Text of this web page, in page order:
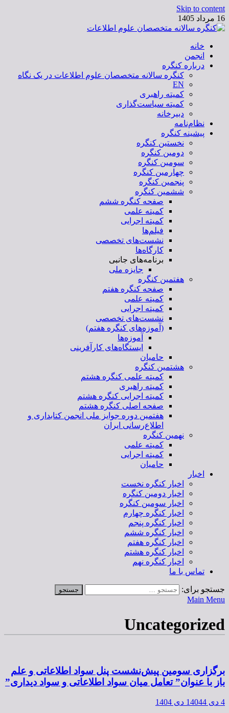
Skip to content
16 مرداد 1405
کنگره سالانه متخصصان علوم اطلاعات
خانه
انجمن
درباره کنگره
کنگره سالانه متخصصان علوم اطلاعات در یک نگاه
EN
کمیته راهبری
کمیته سیاست‌گذاری
دبیرخانه
نظام‌نامه
پیشینه کنگره
نخستین کنگره
دومین کنگره
سومین کنگره
چهارمین کنگره
پنجمین کنگره
ششمین کنگره
صفحه کنگره ششم
کمیته علمی
کمیته اجرایی
فیلم‌ها
نشست‌های تخصصی
کارگاه‌ها
برنامه‌های جانبی
جایزه ملی
هفتمین کنگره
صفحه کنگره هفتم
کمیته علمی
کمیته اجرایی
نشست‌های تخصصی
(آموزه‌های کنگره هفتم)
آموزه‌ها
ایستگاه‌های کارآفرینی
حامیان
هشتمین کنگره
کمیته علمی کنگره هشتم
کمیته راهبری
کمیته اجرایی کنگره هشتم
صفحه اصلی کنگره هشتم
هفتمین دوره جوایز ملی انجمن کتابداری و
اطلاع‌رسانی ایران
نهمین کنگره
کمیته علمی
کمیته اجرایی
حامیان
اخبار
اخبار کنگره نخست
اخبار دومین کنگره
اخبار سومین کنگره
اخبار کنگره چهارم
اخبار کنگره پنجم
اخبار کنگره ششم
اخبار کنگره هفتم
اخبار کنگره هشتم
اخبار کنگره نهم
تماس با ما
جستجو برای:
Main Menu
Uncategorized
برگزاری سومین پیش‌نشست پنل سواد‌ اطلاعاتی و علم
باز با عنوان” تعامل میان سواد اطلاعاتی و سواد دیداری”
4 دی 1404 4 دی 1404